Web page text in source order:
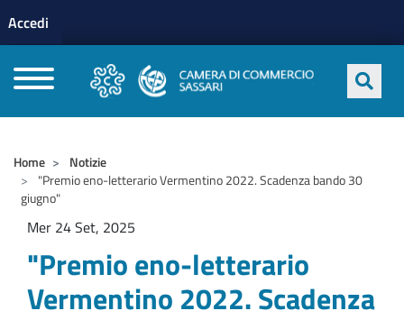
profilo utente
Accedi
Home
Notizie
"Premio eno-letterario Vermentino 2022. Scadenza bando 30
giugno"
Mer 24 Set, 2025
"Premio eno-letterario
Vermentino 2022. Scadenza